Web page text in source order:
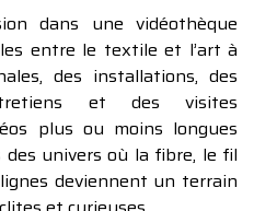
dans une vidéothèque
entre le textile et l’art à
des installations, des
et des visites
plus ou moins longues
univers où la fibre, le fil
deviennent un terrain